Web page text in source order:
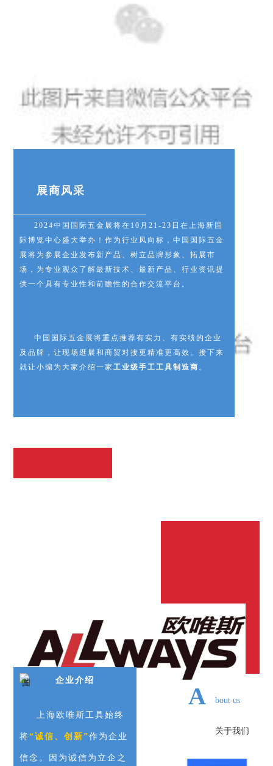
展商风采
2024中国国际五金展将在10月21-23日在上海新国
际博览中心盛大举办！作为行业风向标，中国国际五金
展将为参展企业发布新产品、树立品牌形象、拓展市
场，为专业观众了解最新技术、最新产品、行业资讯提
供一个具有专业性和前瞻性的合作交流平台。
中国国际五金展将重点推荐有实力、有实绩的企业
及品牌，让现场逛展和商贸对接更精准更高效。接下来
就让小编为大家介绍一家工业级手工工具制造商 。
企业介绍
上海欧唯斯工具始终
将“诚信、创新”作为企业
信念。因为诚信为立企之
A bout us
关于我们